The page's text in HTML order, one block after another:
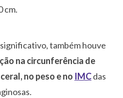
cm.
também houve
na circunferência de
no peso e no IMCdas